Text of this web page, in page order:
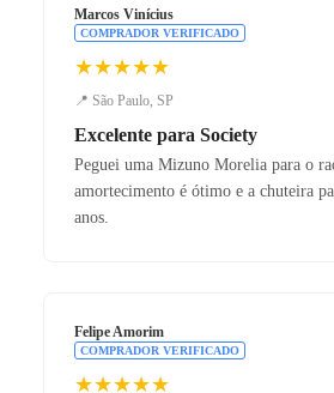
Marcos Vinícius
COMPRADOR VERIFICADO
★★★★★
📍 São Paulo, SP
Excelente para Society
Peguei uma Mizuno Morelia para o
amortecimento é ótimo e a chuteira
anos.
Felipe Amorim
COMPRADOR VERIFICADO
★★★★★